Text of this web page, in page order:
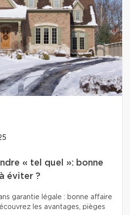
« tel quel »: bonne
éviter ?
garantie légale : bonne affaire
les avantages, pièges